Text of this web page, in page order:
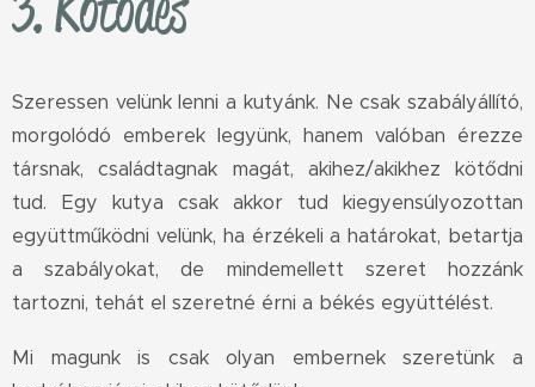
Szeressen velünk lenni a kutyánk. Ne csak szabályállító,
morgolódó emberek legyünk, hanem valóban érezze
társnak, családtagnak magát, akihez/akikhez kötődni
tud. Egy kutya csak akkor tud kiegyensúlyozottan
együttműködni velünk, ha érzékeli a határokat, betartja
a szabályokat, de mindemellett szeret hozzánk
tartozni, tehát el szeretné érni a békés együttélést.
Mi magunk is csak olyan embernek szeretünk a